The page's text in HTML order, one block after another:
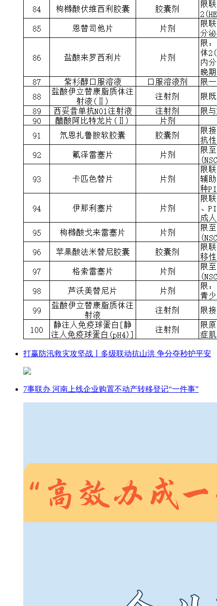
打赢防汛救灾攻坚战丨多级联动抗山洪 争分夺秒护平安
7事联办 河南上线企业购置不动产转移登记“一件事”